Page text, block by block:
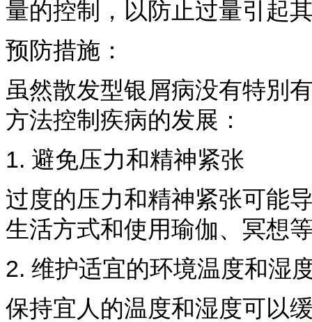
量的控制，以防止过量引起
预防措施：
虽然散发型银屑病没有特別
方法控制疾病的发展：
1. 避免压力和精神紧张
过度的压力和精神紧张可能
生活方式和使用瑜伽、冥想
2. 维护适宜的环境温度和湿
保持宜人的温度和湿度可以